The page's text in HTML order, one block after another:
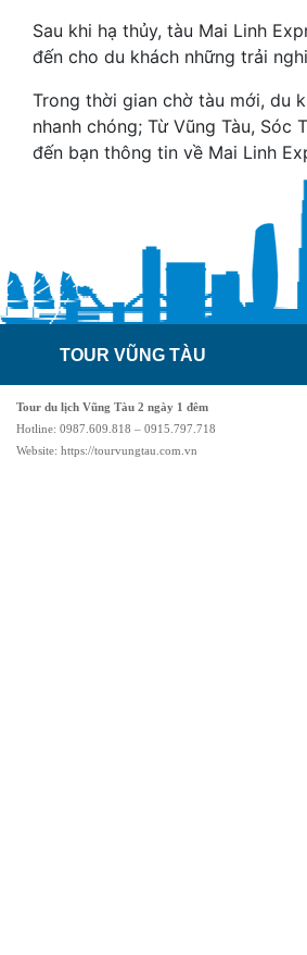
Sau khi hạ thủy, tàu Mai Linh
đến cho du khách những trải
Trong thời gian chờ tàu mới, du
nhanh chóng; Từ Vũng Tàu, Sóc
đến bạn thông tin về Mai Linh
TOUR VŨNG TÀU
Tour du lịch Vũng Tàu 2 ngày 1 đêm
Hotline: 0987.609.818 – 0915.797.718
Website: https://tourvungtau.com.vn